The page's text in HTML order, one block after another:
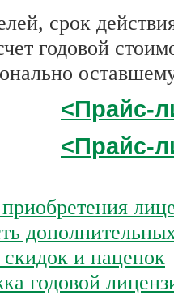
срок
годовой
<Прайс-
<Прайс-
и наценок
годовой